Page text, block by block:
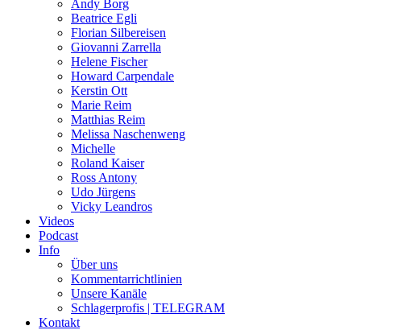
Andy Borg
Beatrice Egli
Florian Silbereisen
Giovanni Zarrella
Helene Fischer
Howard Carpendale
Kerstin Ott
Marie Reim
Matthias Reim
Melissa Naschenweng
Michelle
Roland Kaiser
Ross Antony
Udo Jürgens
Vicky Leandros
Videos
Podcast
Info
Über uns
Kommentarrichtlinien
Unsere Kanäle
Schlagerprofis | TELEGRAM
Kontakt